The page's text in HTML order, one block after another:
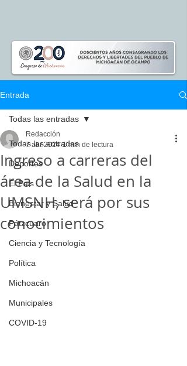
Entrada
Todas las entradas
Deportes
El Pais
Bienestar y Salud
Pátzcuaro
Ciencia y Tecnología
Política
Michoacán
Municipales
COVID-19
Todas las entradas
Ingreso a carreras del
área de la Salud en la
UMSNH, será por sus
conocimientos
Redacción
7 abr 2024 1 min de lectura